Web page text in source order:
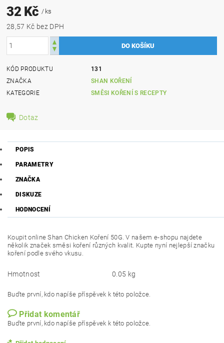
32 Kč/ ks
28,57 Kč bez DPH
KÓD PRODUKTU
131
ZNAČKA
SHAN KOŘENÍ
KATEGORIE
SMĚSI KOŘENÍ S RECEPTY
Dotaz
POPIS
PARAMETRY
ZNAČKA
DISKUZE
HODNOCENÍ
Koupit online Shan Chicken Koření 50G. V našem e-shopu najdete
několik značek směsi koření různých kvalit. Kupte nyní nejlepší značku
koření podle svého vkusu.
Hmotnost 0.05 kg
Buďte první, kdo napíše příspěvek k této položce.
Přidat komentář
Buďte první, kdo napíše příspěvek k této položce.